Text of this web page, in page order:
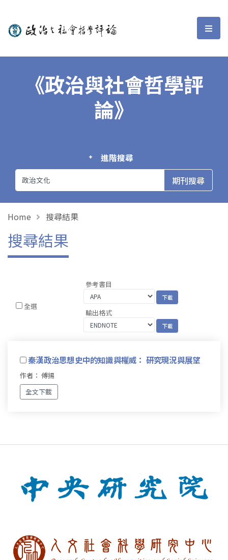
政治與社會哲學評論 選
《政治與社會哲學評
論》
進階搜尋
Home 搜尋結果
搜尋結果
全選
參考書目
輸出格式
秦漢政治思想史中的知識與權威： 研究現況與展望
作者： 傅揚
全文下載